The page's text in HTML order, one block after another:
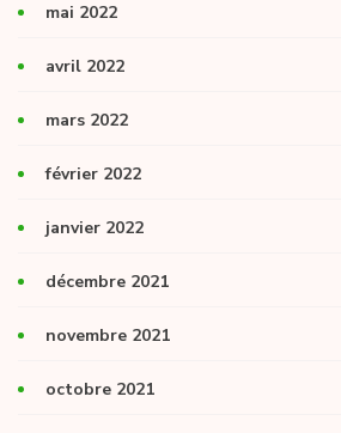
mai 2022
avril 2022
mars 2022
février 2022
janvier 2022
décembre 2021
novembre 2021
octobre 2021